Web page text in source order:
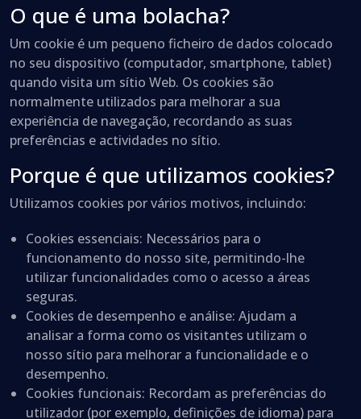
O que é uma bolacha?
Um cookie é um pequeno ficheiro de dados colocado
no seu dispositivo (computador, smartphone, tablet)
quando visita um sítio Web. Os cookies são
normalmente utilizados para melhorar a sua
experiência de navegação, recordando as suas
preferências e actividades no sítio.
Porque é que utilizamos cookies?
Utilizamos cookies por vários motivos, incluindo:
Cookies essenciais: Necessários para o
funcionamento do nosso site, permitindo-lhe
utilizar funcionalidades como o acesso a áreas
seguras.
Cookies de desempenho e análise: Ajudam a
analisar a forma como os visitantes utilizam o
nosso sítio para melhorar a funcionalidade e o
desempenho.
Cookies funcionais: Recordam as preferências do
utilizador (por exemplo, definições de idioma) para